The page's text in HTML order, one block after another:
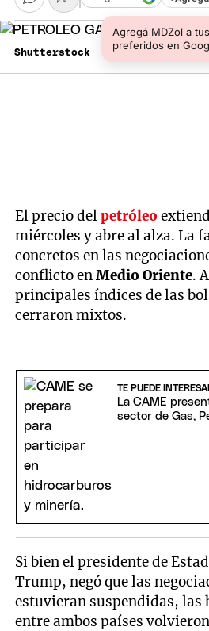
Agregá MDZol a
preferidos en
Shutterstock
El precio delpetróleo
miércoles y abre al alza. La
concretos en las
conflicto enMedio Oriente.
principales índices de las
cerraron mixtos.
TE PUEDE
La CAME
sector de Gas,
Si bien el presidente de
Trump, negó que las
estuvieran suspendidas, las
entre ambos países